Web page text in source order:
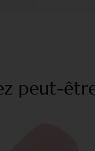
peut-être